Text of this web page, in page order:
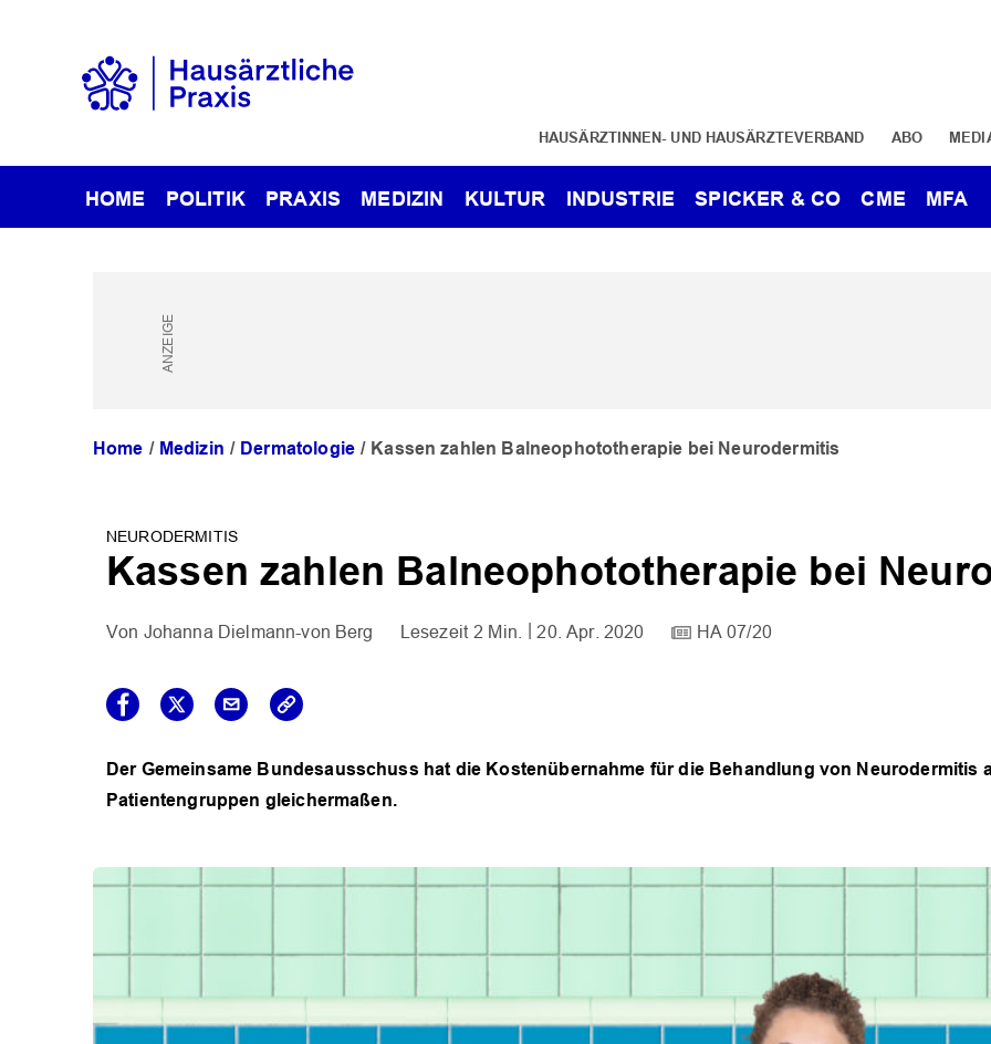
HAUSÄRZTINNEN- UND HAUSÄRZTEVERBAND ABO
HOME POLITIK PRAXIS MEDIZIN KULTUR INDUSTRIE SPICKER & CO CME MFA
Home Medizin Dermatologie Kassen zahlen Balneophototherapie bei Neurodermitis
NEURODERMITIS
Kassen zahlen Balneophototherapie bei
Johanna Dielmann-von Berg 2 Min. 20. Apr. 2020 HA 07/20
Der Gemeinsame Bundesausschuss hat die Kostenübernahme für die Behandlung von Neurodermitis
Patientengruppen gleichermaßen.